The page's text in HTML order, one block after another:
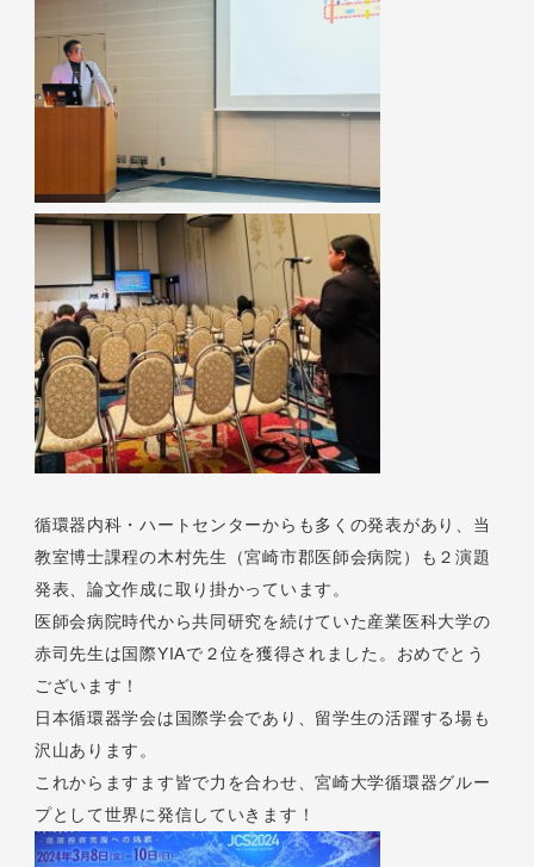
循環器内科・ハートセンターからも多くの発表があり、当
教室博士課程の木村先生（宮崎市郡医師会病院）も２演題
発表、論文作成に取り掛かっています。
医師会病院時代から共同研究を続けていた産業医科大学の
赤司先生は国際YIAで２位を獲得されました。おめでとう
ございます！
日本循環器学会は国際学会であり、留学生の活躍する場も
沢山あります。
これからますます皆で力を合わせ、宮崎大学循環器グルー
プとして世界に発信していきます！